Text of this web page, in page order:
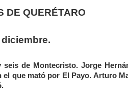
DE QUERÉTARO
de Montecristo. Jorge
que mató por El Payo. Arturo